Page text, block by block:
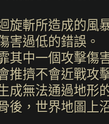
旋斬所造成的風
害過低的錯誤。
其中一個攻擊傷
推擠不會近戰攻
成無法通過地形
後，世界地圖上